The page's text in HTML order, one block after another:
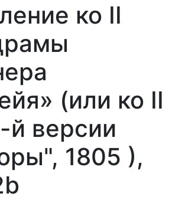
ко II
(или ко II
й версии
1805 ),